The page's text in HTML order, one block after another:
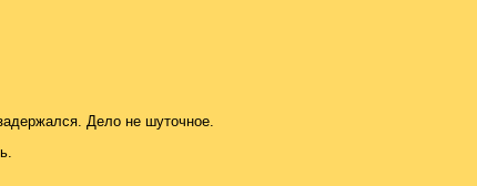
Дело не шуточное.